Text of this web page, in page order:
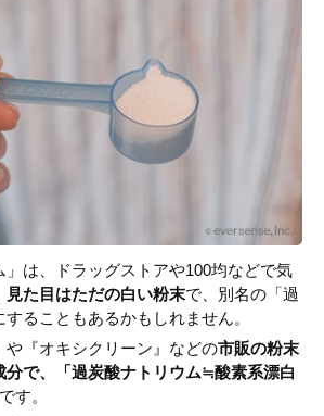
」は、ドラッグストアや100均などで気
見た目はただの白い粉末で、別名の「過
ることもあるかもしれません。
や『オキシクリーン』などの市販の粉末
分で、「過炭酸ナトリウム≒酸素系漂白
です。